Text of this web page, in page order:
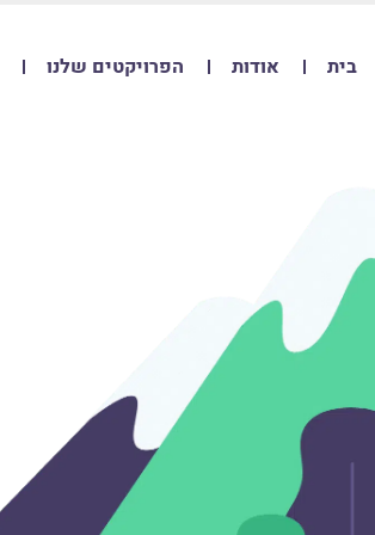
בית אודות הפרויקטים שלנו